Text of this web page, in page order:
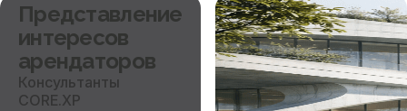
Представление
интересов
арендаторов
Консультанты
CORE.XP